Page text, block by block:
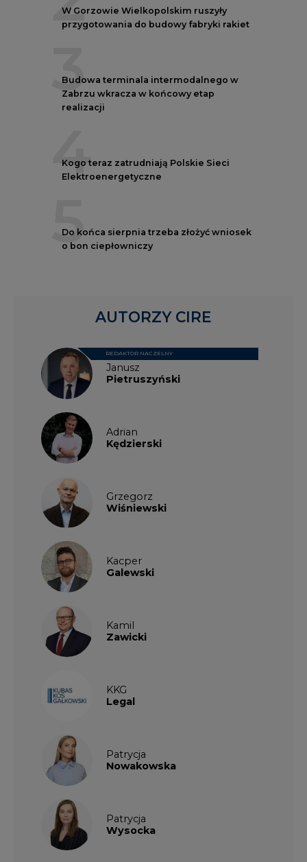
W Gorzowie Wielkopolskim ruszyły
przygotowania do budowy fabryki rakiet
3
Budowa terminala intermodalnego w
Zabrzu wkracza w końcowy etap
realizacji
4
Kogo teraz zatrudniają Polskie Sieci
Elektroenergetyczne
5
Do końca sierpnia trzeba złożyć wniosek
o bon ciepłowniczy
Janusz
Pietruszyński
REDAKTOR NACZELNY
Adrian
Kędzierski
Grzegorz
Wiśniewski
Kacper
Galewski
Kamil
Zawicki
KKG
Legal
Patrycja
Nowakowska
Patrycja
Wysocka
AUTORZY CIRE